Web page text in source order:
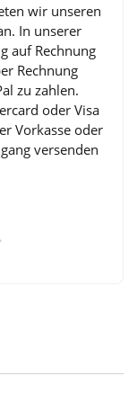
wir unseren
In unserer
auf Rechnung
Rechnung
zu zahlen.
oder Visa
Vorkasse oder
versenden